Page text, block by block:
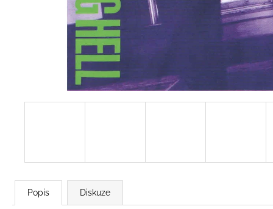
Popis Diskuze
2 BROTHERS ON THE 4TH FLOOR -
DREAMS (THE 1ST ALBUM) (BONUS
TRACKS)
299 Kč